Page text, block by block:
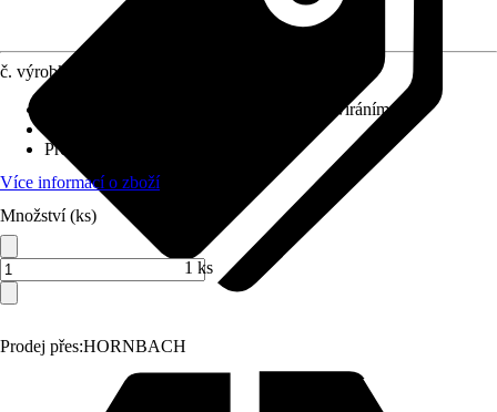
Prodej přes:HORNBACH
č. výrobku
S automatickým zavíráním
Provedení závěsu
Více informací o zboží
Množství (ks)
1 ks